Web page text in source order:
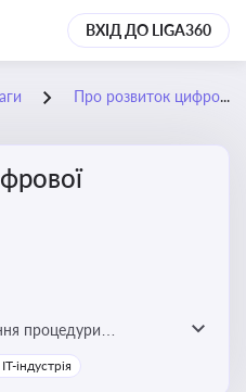
ВХІД ДО LIGA360
Про розвиток цифрової інфраструктури
процедури
для розвитку цифрової
IT-індустрія